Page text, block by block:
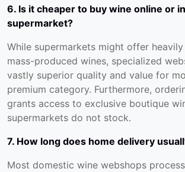
6. Is it cheaper to buy wine online or
supermarket?
While supermarkets might offer
mass-produced wines, specialized
vastly superior quality and value for
premium category. Furthermore,
grants access to exclusive boutique
supermarkets do not stock.
7. How long does home delivery
Most domestic wine webshops